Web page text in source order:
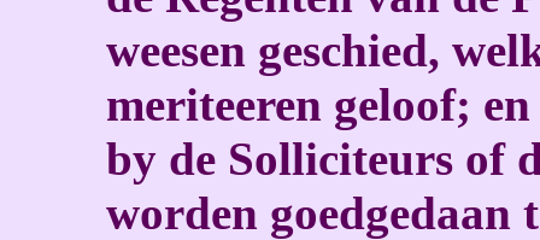
weesen geschied,
meriteeren geloof;
by de Solliciteurs of
worden goedgedaan